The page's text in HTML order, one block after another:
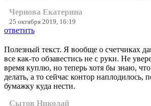
Чернова Екатерина
25 октября 2019, 16:19
ответить
Полезный текст. Я вообще о счетчиках
все как-то обзавестись не с руки. Не
время куплю, но теперь хотя бы знаю,
делать, а то сейчас контор наплодилось,
бумажку куда нести.
Сытов Николай